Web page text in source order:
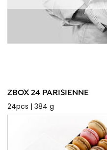
ZBOX 24 PARISIENNE
24pcs | 384 g